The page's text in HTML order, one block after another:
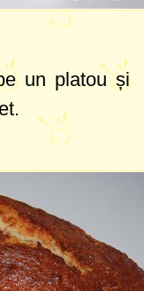
un platou și